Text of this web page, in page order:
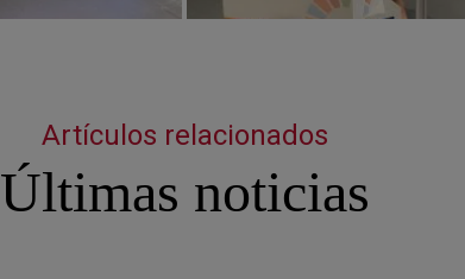
Artículos relacionados
Últimas noticias